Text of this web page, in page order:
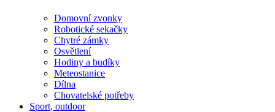
Domovní zvonky
Robotické sekačky
Chytré zámky
Osvětlení
Hodiny a budíky
Meteostanice
Dílna
Chovatelské potřeby
Sport, outdoor